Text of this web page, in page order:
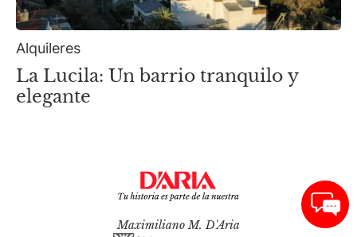
Alquileres
La Lucila: Un barrio tranquilo y
elegante
Maximiliano M. D'Aria